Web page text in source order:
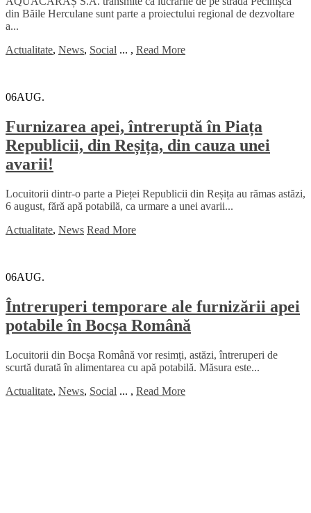
din Băile Herculane sunt parte a proiectului regional de dezvoltare
a...
Actualitate, News, Social ... , Read More
06AUG.
Furnizarea apei, întreruptă în Piața
Republicii, din Reșița, din cauza unei
avarii!
Locuitorii dintr-o parte a Pieței Republicii din Reșița au rămas astăzi,
6 august, fără apă potabilă, ca urmare a unei avarii...
Actualitate, News Read More
06AUG.
Întreruperi temporare ale furnizării apei
potabile în Bocșa Română
Locuitorii din Bocșa Română vor resimți, astăzi, întreruperi de
scurtă durată în alimentarea cu apă potabilă. Măsura este...
Actualitate, News, Social ... , Read More